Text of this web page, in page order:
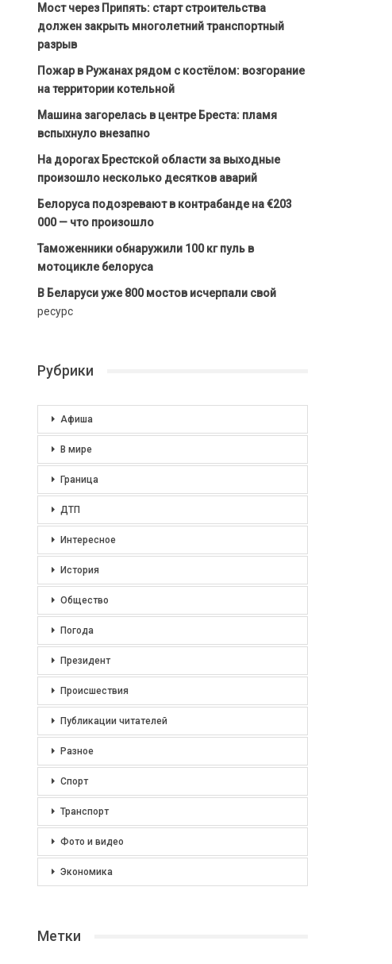
Мост через Припять: старт строительства
должен закрыть многолетний транспортный
разрыв
Пожар в Ружанах рядом с костёлом: возгорание
на территории котельной
Машина загорелась в центре Бреста: пламя
вспыхнуло внезапно
На дорогах Брестской области за выходные
произошло несколько десятков аварий
Белоруса подозревают в контрабанде на €203
000 — что произошло
Таможенники обнаружили 100 кг пуль в
мотоцикле белоруса
В Беларуси уже 800 мостов исчерпали свой
ресурс
Рубрики
Афиша
В мире
Граница
ДТП
Интересное
История
Общество
Погода
Президент
Происшествия
Публикации читателей
Разное
Спорт
Транспорт
Фото и видео
Экономика
Метки